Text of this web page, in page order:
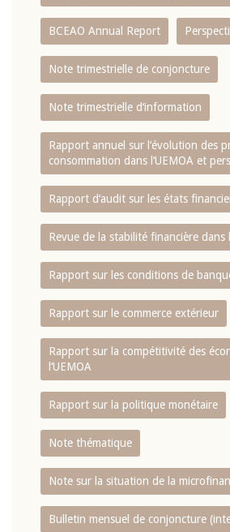
BCEAO Annual Report
Note trimestrielle de conjoncture
Note trimestrielle d‘information
Rapport annuel sur l‘évolution des
consommation dans l‘UEMOA et
Rapport d‘audit sur les états
Revue de la stabilité financière dans
Rapport sur les conditions de
Rapport sur le commerce extérieur
Rapport sur la compétitivité des
l‘UEMOA
Rapport sur la politique monétaire
Note thématique
Note sur la situation de la
Bulletin mensuel de conjoncture